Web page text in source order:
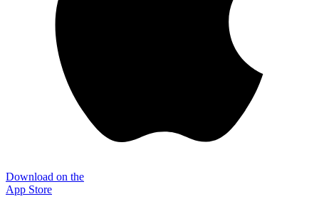
Download on the
App Store